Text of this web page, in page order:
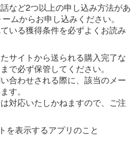
など2つ以上の申し込み方法があ
ムからお申し込みください。
いる獲得条件を必ずよくお読み
サイトから送られる購入完了な
で必ず保管してください。
合わせされる際に、該当のメー
す。
対応いたしかねますので、ご注
を表示するアプリのこと